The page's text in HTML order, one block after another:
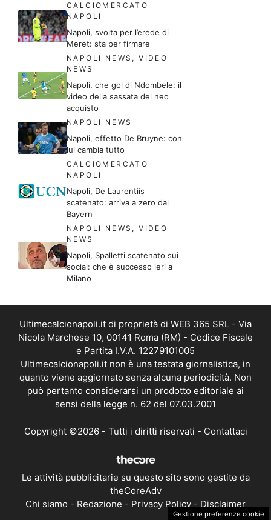
CALCIOMERCATO
NAPOLI
Napoli, svolta per l’erede di
Meret: sta per firmare
NAPOLI NEWS ,VIDEO
NEWS
Napoli, che gol di Ndombele: il
video della sassata del neo
acquisto
NAPOLI NEWS
Napoli, effetto De Bruyne: con
lui cambia tutto
CALCIOMERCATO
NAPOLI
Napoli, De Laurentiis
scatenato: arriva a zero dal
Bayern
NAPOLI NEWS ,VIDEO
NEWS
Napoli, Spalletti scatenato sui
social: che è successo ieri a
Milano
Ultimecalcionapoli.it di proprietà di WEB 365 SRL - Via
Nicola Marchese 10, 00141 Roma (RM) - Codice Fiscale
e Partita I.V.A. 12279101005
Ultimecalcionapoli.it non è una testata giornalistica, in
quanto viene aggiornato senza alcuna periodicità. Non
può pertanto considerarsi un prodotto editoriale ai
sensi della legge n. 62 del 07.03.2001
Copyright ©2026 - Tutti i diritti riservati - Contattaci
Le attività pubblicitarie su questo sito sono gestite da
theCoreAdv
Chi siamo - Redazione - Privacy Policy - Disclaimer
Gestione preferenze cookie